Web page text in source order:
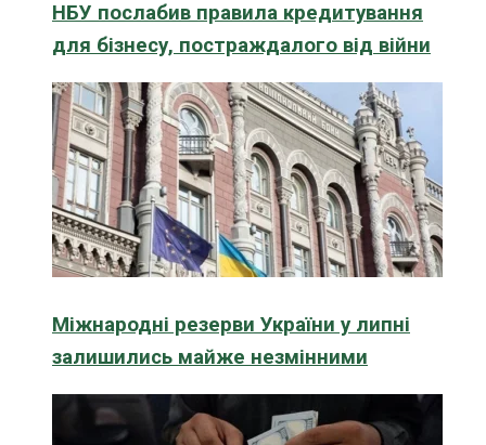
НБУ послабив правила кредитування
для бізнесу, постраждалого від війни
Міжнародні резерви України у липні
залишились майже незмінними